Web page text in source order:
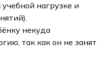
нагрузке и
некуда
так как он не занят